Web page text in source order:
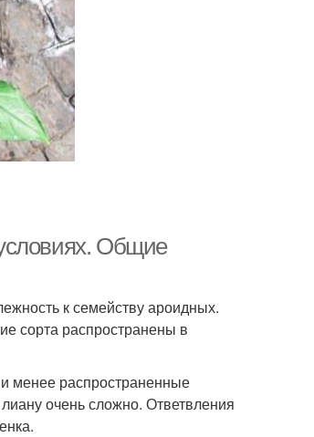
Общие
к семейству ароидных.
сорта распространены в
менее распространенные
очень сложно. Ответвления